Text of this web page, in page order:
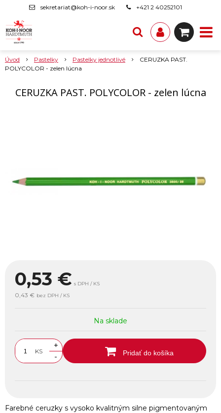
sekretariat@koh-i-noor.sk +421 2 40252101
Úvod Pastelky Pastelky jednotlivé
CERUZKA PAST.
POLYCOLOR - zelen lúcna
CERUZKA PAST. POLYCOLOR - zelen lúcna
0,53 € s DPH / KS
0,43 € bez DPH / KS
Na sklade
KS
+
-
Pridať do košíka
Farebné ceruzky s vysoko kvalitným silne pigmentovaným